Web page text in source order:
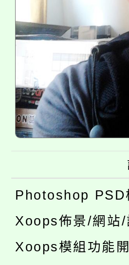
Photoshop PSD
Xoops佈景/網站/
Xoops模組功能